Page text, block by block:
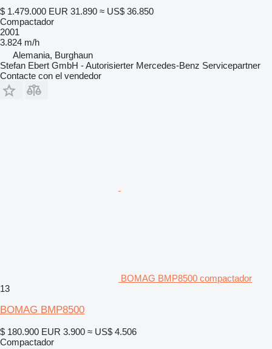
$ 1.479.000 EUR 31.890 ≈ US$ 36.850
Compactador
2001
3.824 m/h
Alemania, Burghaun
Stefan Ebert GmbH - Autorisierter Mercedes-Benz Servicepartner
Contacte con el vendedor
BOMAG BMP8500 compactador
13
BOMAG BMP8500
$ 180.900 EUR 3.900 ≈ US$ 4.506
Compactador